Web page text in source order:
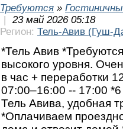
Требуются »
|
23 май 2026 05:18
Регион: Тель-Авив (Гуш-
*Тель Авив
высокого уровня.
в час + переработки
07:00–16:00 -- 17:00
Тель Авива, удобная
*Оплачиваем